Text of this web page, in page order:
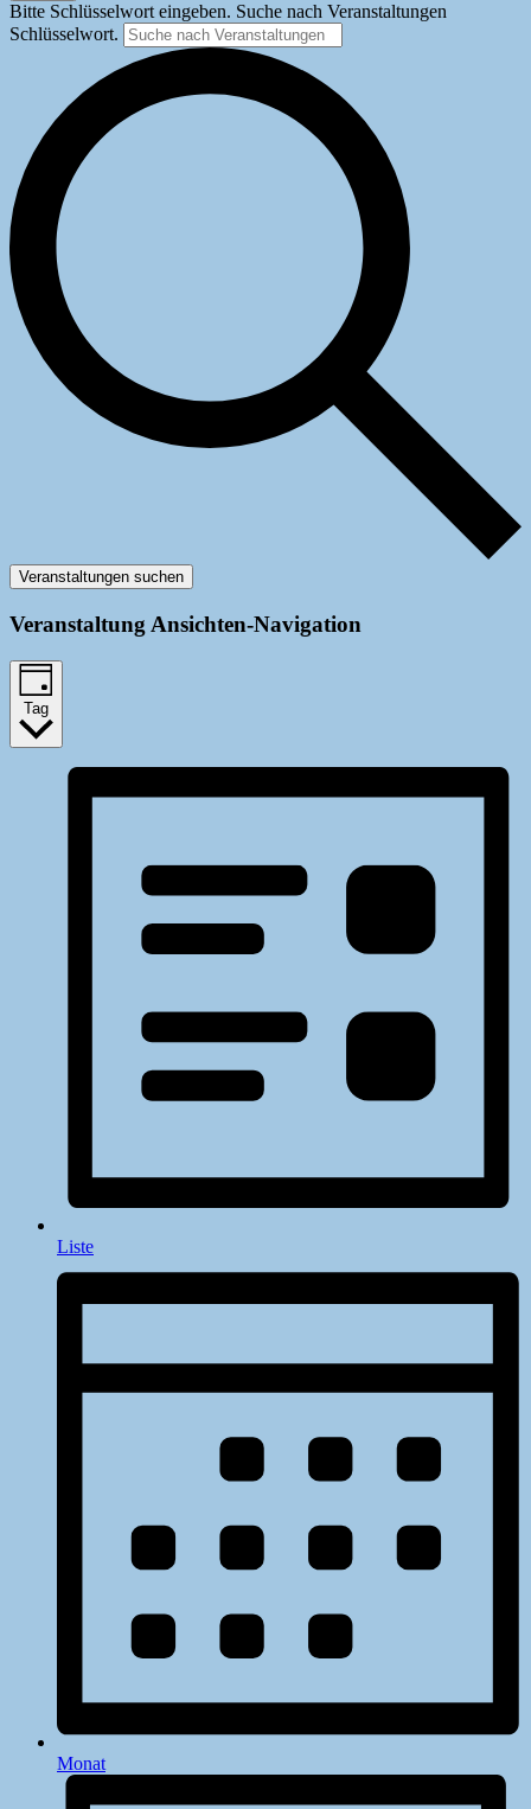
Bitte Schlüsselwort eingeben. Suche nach Veranstaltungen
Schlüsselwort.
Veranstaltungen suchen
Veranstaltung Ansichten-Navigation
Tag
Liste
Monat